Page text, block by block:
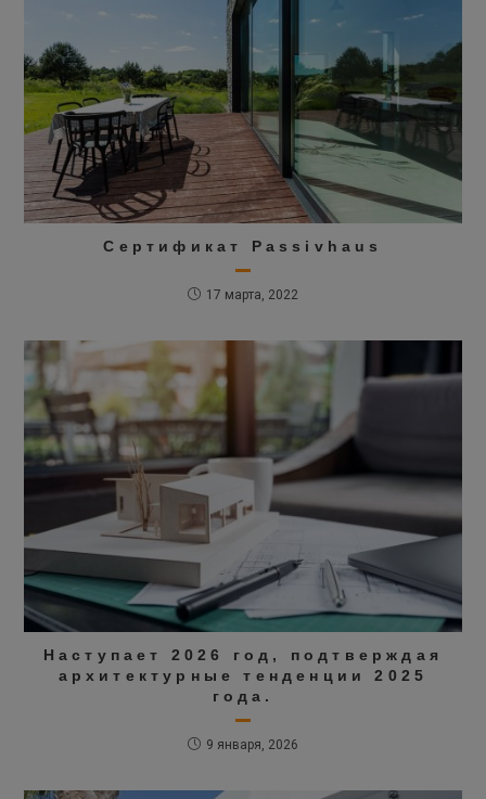
Сертификат Passivhaus
17 марта, 2022
Наступает 2026 год, подтверждая
архитектурные тенденции 2025
года.
9 января, 2026